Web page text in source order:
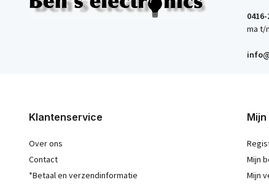
ma t/
Klantenservice
Over ons
Contact
*Betaal en verzendinformatie
Mijn
Mijn